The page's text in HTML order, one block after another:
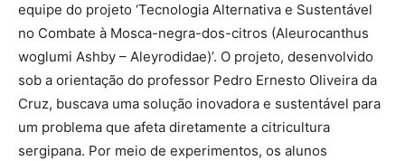
equipe do projeto ‘Tecnologia Alternativa e Sustentável
no Combate à Mosca-negra-dos-citros (Aleurocanthus
woglumi Ashby – Aleyrodidae)’. O projeto, desenvolvido
sob a orientação do professor Pedro Ernesto Oliveira da
Cruz, buscava uma solução inovadora e sustentável para
um problema que afeta diretamente a citricultura
sergipana. Por meio de experimentos, os alunos